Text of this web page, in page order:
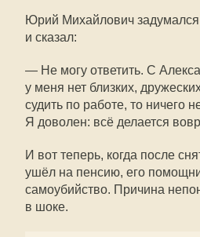
Юрий Михайлович
и сказал:
— Не могу ответить. С
у меня нет близких,
судить по работе, то ничего
Я доволен: всё делается
И вот теперь, когда после
ушёл на пенсию, его
самоубийство. Причина
в шоке.